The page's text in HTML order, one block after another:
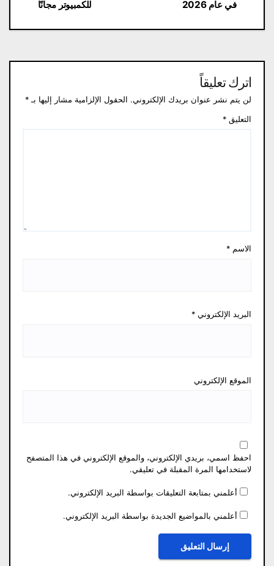
المقالات
للكمبيوتر مجانًا
في عام 2026
اترك تعليقاً
لن يتم نشر عنوان بريدك الإلكتروني. الحقول الإلزامية مشار إليها بـ *
التعليق *
الاسم *
البريد الإلكتروني *
الموقع الإلكتروني
احفظ اسمي، بريدي الإلكتروني، والموقع الإلكتروني في هذا المتصفح
لاستخدامها المرة المقبلة في تعليقي.
أعلمني بمتابعة التعليقات بواسطة البريد الإلكتروني.
أعلمني بالمواضيع الجديدة بواسطة البريد الإلكتروني.